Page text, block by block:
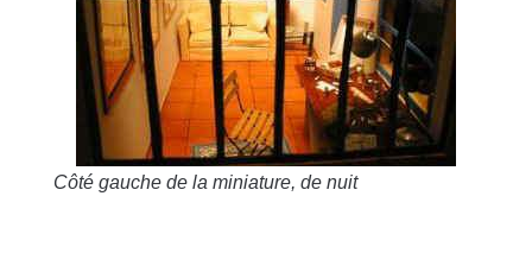
Côté gauche de la miniature, de nuit